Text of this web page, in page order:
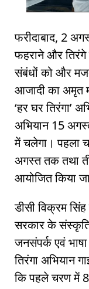
फरीदाबाद, 2
फहराने और
संबंधों को और
आजादी का अमृत
‘हर घर तिरंगा’
अभियान 15
में चलेगा। पहला
अगस्त तक तथा
आयोजित किया
डीसी विक्रम
सरकार के
जनसंपर्क एवं
तिरंगा अभियान
कि पहले चरण में